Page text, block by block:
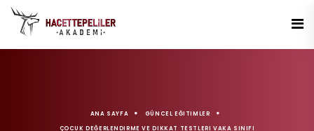
ANA SAYFA
GÜNCEL EĞITIMLER
ÇOCUK DEĞERLENDIRME VE DIKKAT TESTLERI VAKA SINIFI